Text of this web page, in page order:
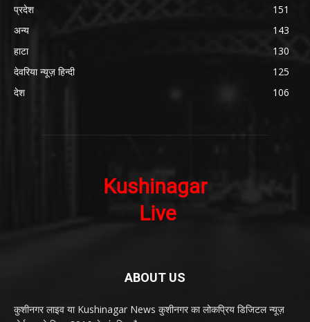
प्रदेश
151
अन्य
143
हाटा
130
देवरिया न्यूज़ हिन्दी
125
देश
106
ABOUT US
कुशीनगर लाइव या Kushinagar News कुशीनगर का लोकप्रिय डिजिटल न्यूज़